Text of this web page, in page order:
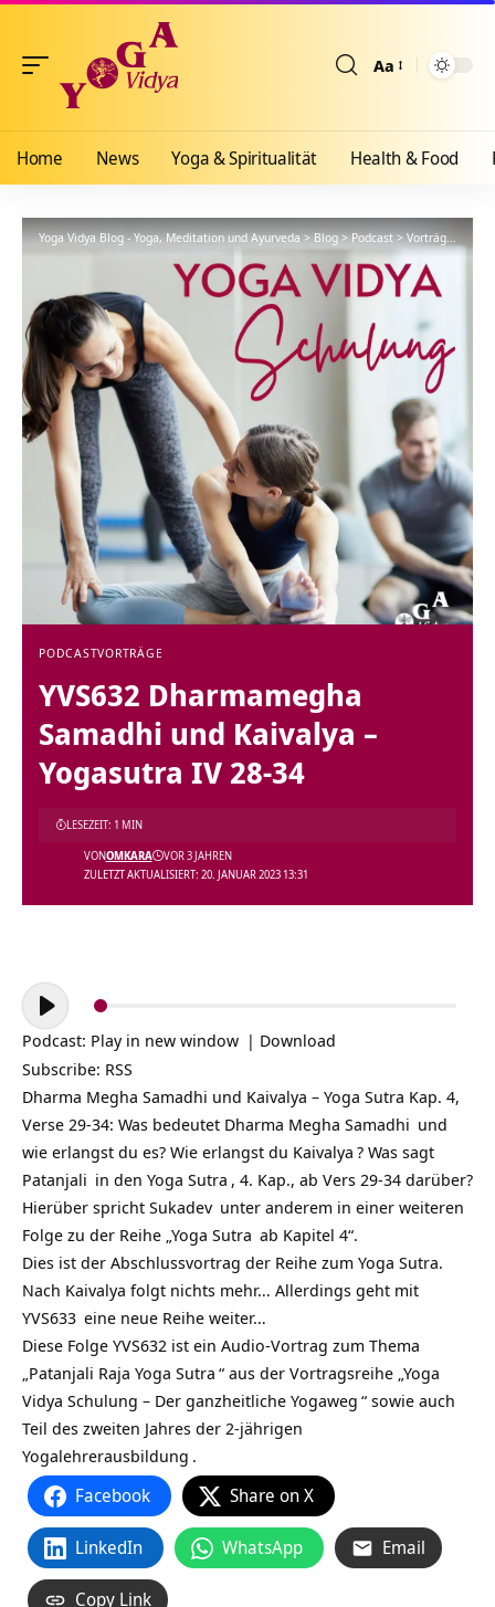
Aa
Home News Yoga & Spiritualität Health & Food
Yoga Vidya Blog - Yoga, Meditation und Ayurveda>Blog>Podcast>Vorträge >
PODCASTVORTRÄGE
YVS632 Dharmamegha
Samadhi und Kaivalya –
Yogasutra IV 28-34
ZULETZT AKTUALISIERT: 20. JANUAR 2023 13:31
VONOMKARA VOR 3 JAHREN
LESEZEIT: 1 MIN
Audio-
Player
Podcast: Play in new window | Download
Subscribe: RSS
Dharma Megha Samadhi und Kaivalya – Yoga Sutra Kap. 4,
Verse 29-34: Was bedeutet Dharma Megha Samadhi und
wie erlangst du es? Wie erlangst du Kaivalya ? Was sagt
Patanjali in den Yoga Sutra , 4. Kap., ab Vers 29-34 darüber?
Hierüber spricht Sukadev unter anderem in einer weiteren
Folge zu der Reihe „Yoga Sutra ab Kapitel 4“.
Dies ist der Abschlussvortrag der Reihe zum Yoga Sutra.
Nach Kaivalya folgt nichts mehr… Allerdings geht mit
YVS633 eine neue Reihe weiter…
Diese Folge YVS632 ist ein Audio-Vortrag zum Thema
„Patanjali Raja Yoga Sutra “ aus der Vortragsreihe „Yoga
Vidya Schulung – Der ganzheitliche Yogaweg “ sowie auch
Teil des zweiten Jahres der 2-jährigen
Yogalehrerausbildung .
Facebook Share on X
LinkedIn WhatsApp Email
Copy Link